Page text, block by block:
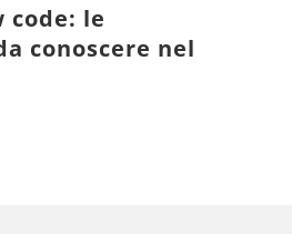
code: le
conoscere nel